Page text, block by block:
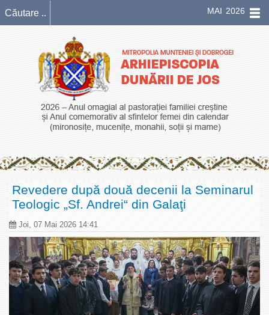
MAI 2026
Revedere după două decenii la Seminarul
Teologic „Sf. Andrei“ din Galaţi
Joi, 07 Mai 2026 14:41